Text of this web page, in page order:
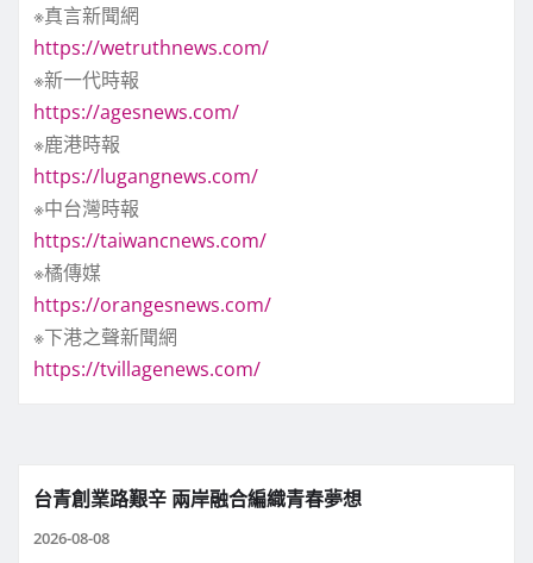
※真言新聞網
https://wetruthnews.com/
※新一代時報
https://agesnews.com/
※鹿港時報
https://lugangnews.com/
※中台灣時報
https://taiwancnews.com/
※橘傳媒
https://orangesnews.com/
※下港之聲新聞網
https://tvillagenews.com/
台青創業路艱辛 兩岸融合編織青春夢想
2026-08-08